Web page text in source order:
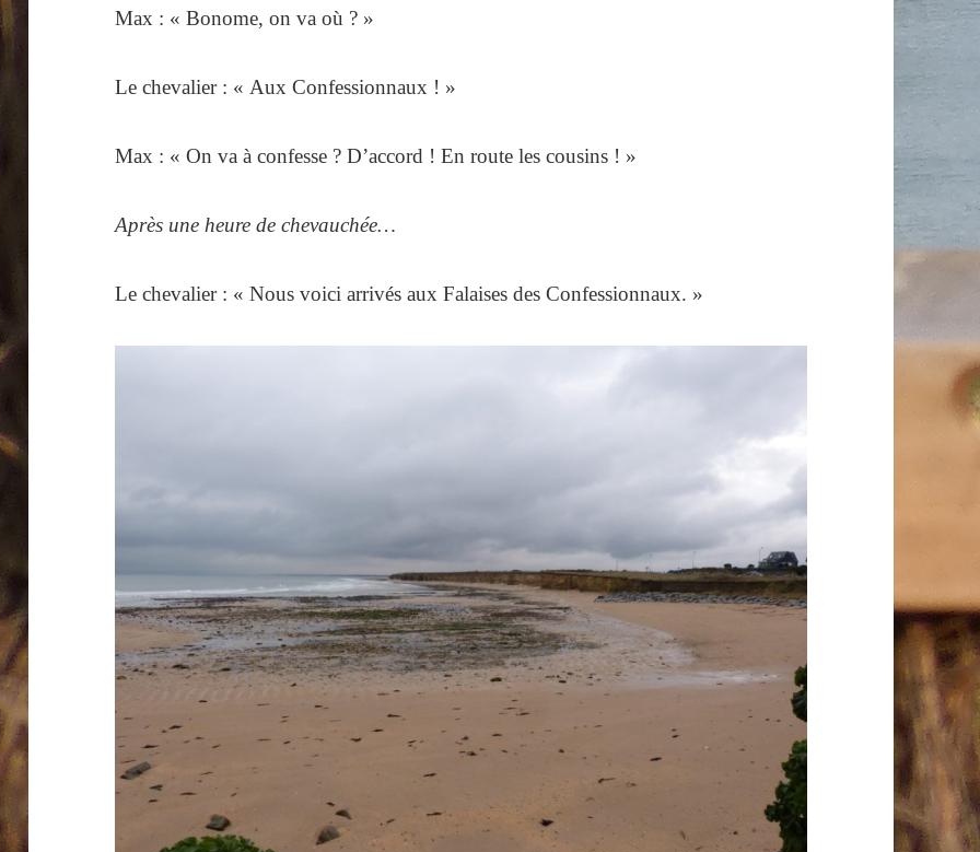
Max : « Bonome, on va où ? »
Le chevalier : « Aux Confessionnaux ! »
Max : « On va à confesse ? D’accord ! En route les cousins ! »
Après une heure de chevauchée…
Le chevalier : « Nous voici arrivés aux Falaises des Confessionnaux. »